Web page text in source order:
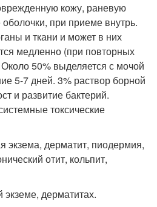
кожу, раневую
при приеме внутрь.
и ткани и может в них
медленно (при повторных
50% выделяется с мочой
5-7 дней. 3% раствор борной
и развитие бактерий.
токсические
экзема, дерматит, пиодермия,
отит, кольпит,
дерматитах.